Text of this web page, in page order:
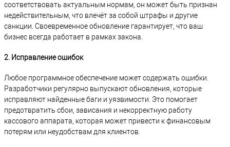
соответствовать актуальным нормам, он может быть признан
недействительным, что влечёт за собой штрафы и другие
санкции. Своевременное обновление гарантирует, что ваш
бизнес всегда работает в рамках закона.
2. Исправление ошибок
Любое программное обеспечение может содержать ошибки.
Разработчики регулярно выпускают обновления, которые
исправляют найденные баги и уязвимости. Это помогает
предотвратить сбои, зависания и некорректную работу
кассового аппарата, которая может привести к финансовым
потерям или неудобствам для клиентов.